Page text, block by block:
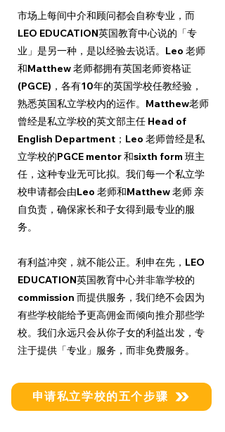
市场上每间中介和顾问都会自称专业，而
LEO EDUCATION英国教育中心说的「专
业」是另一种，是以经验去说话。Leo 老师
和Matthew 老师都拥有英国老师资格证
(PGCE)，各有10年的英国学校任教经验，
熟悉英国私立学校内的运作。Matthew老师
曾经是私立学校的英文部主任 Head of
English Department；Leo 老师曾经是私
立学校的PGCE mentor 和sixth form 班主
任，这种专业无可比拟。我们每一个私立学
校申请都会由Leo 老师和Matthew 老师 亲
自负责，确保家长和子女得到最专业的服
务。
有利益冲突，就不能公正。利申在先，LEO
EDUCATION英国教育中心并非靠学校的
commission 而提供服务，我们绝不会因为
有些学校能给予更高佣金而倾向推介那些学
校。我们永远只会从你子女的利益出发，专
注于提供「专业」服务，而非免费服务。
申请私立学校的五个步骤